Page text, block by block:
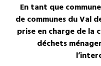
En tant que
de communes du Val
prise en charge de
déchets